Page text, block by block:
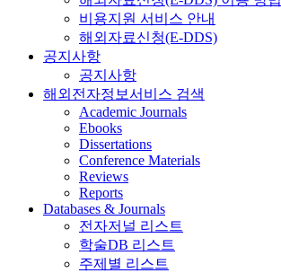
비용지원 서비스 안내
해외자료신청(E-DDS)
공지사항
공지사항
해외전자정보서비스 검색
Academic Journals
Ebooks
Dissertations
Conference Materials
Reviews
Reports
Databases & Journals
전자저널 리스트
학술DB 리스트
주제별 리스트